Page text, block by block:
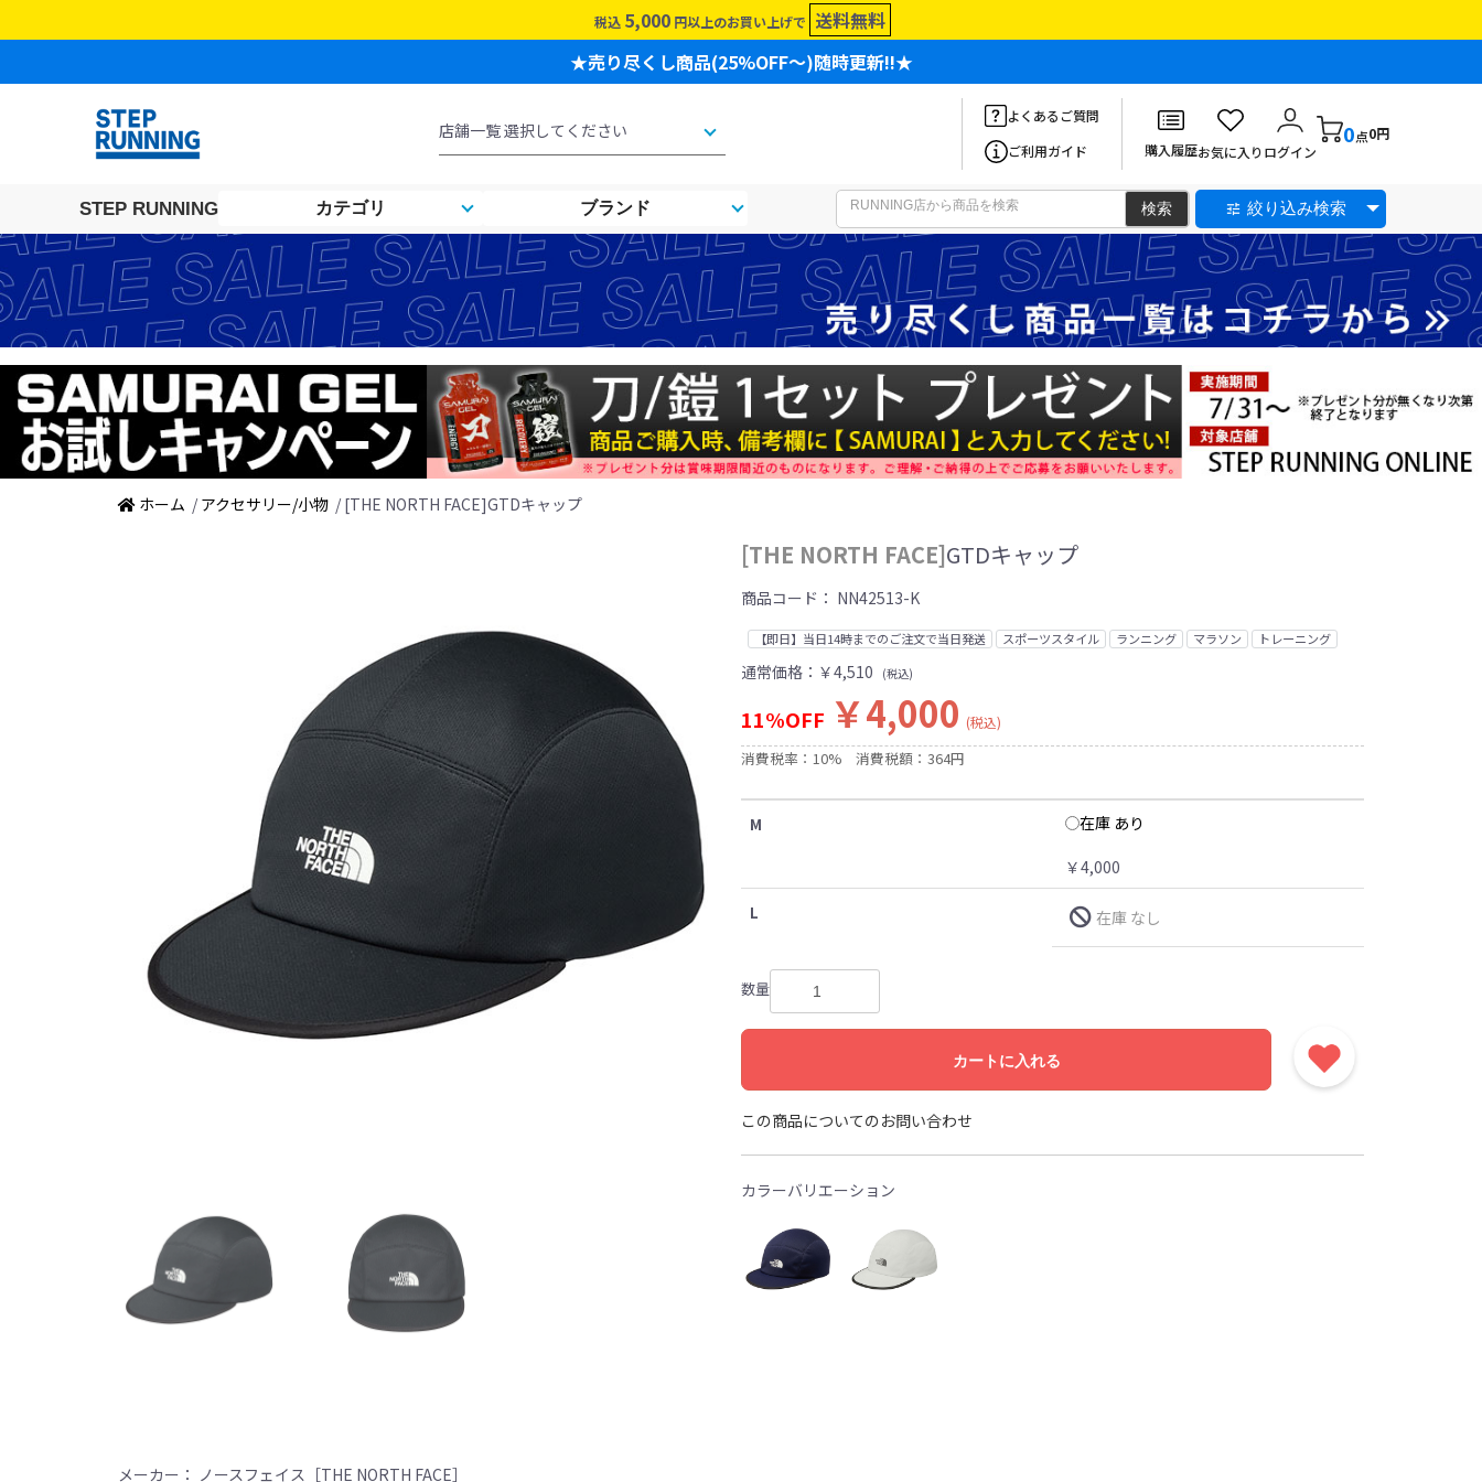
税込 5,000 円以上のお買い上げで 送料無料
★売り尽くし商品(25%OFF～)随時更新!!★
よくあるご質問
ご利用ガイド
購入履歴お気に入りログイン
0点0円
STEP RUNNING カテゴリ ブランド 絞り込み検索
ホーム / アクセサリー/小物 / [THE NORTH FACE]GTDキャップ
[THE NORTH FACE]GTDキャップ
商品コード： NN42513-K
【即日】当日14時までのご注文で当日発送 スポーツスタイル ランニング マラソン トレーニング
通常価格： ￥4,510 (税込)
11%OFF ￥4,000 (税込)
消費税率：10% 消費税額：364円
M
在庫 あり
￥4,000
L 在庫 なし
数量
カートに入れる
この商品についてのお問い合わせ
カラーバリエーション
メーカー： ノースフェイス［THE NORTH FACE］